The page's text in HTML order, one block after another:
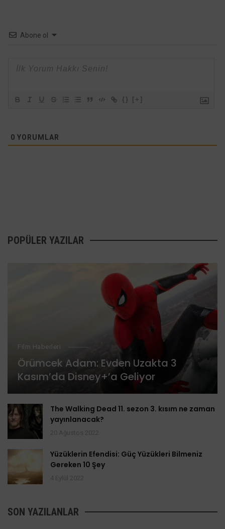
Abone ol
{} [+]
0 YORUMLAR
POPÜLER YAZILAR
Film Haberleri
Örümcek Adam: Evden Uzakta 3
Kasım’da Disney+’a Geliyor
The Walking Dead 11. sezon 3. kısım ne zaman
yayınlanacak?
Yüzüklerin Efendisi: Güç Yüzükleri Bilmeniz
Gereken 10 Şey
SON YAZILANLAR